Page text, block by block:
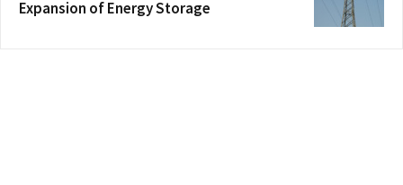
Expansion of Energy Storage